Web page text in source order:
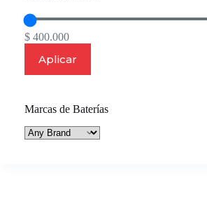
$ 400.000
Aplicar
Marcas de Baterías